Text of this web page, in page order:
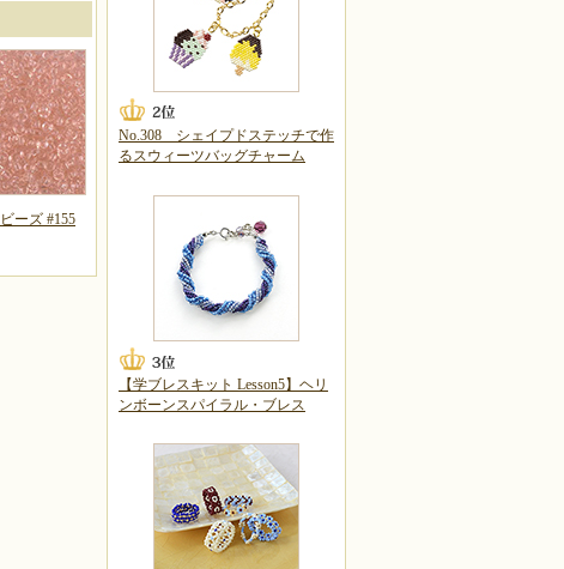
ーズ #155
No.308 シェイプドステッチで作
るスウィーツバッグチャーム
【学ブレスキット Lesson5】ヘリ
ンボーンスパイラル・ブレス